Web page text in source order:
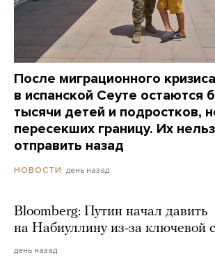
После миграционного кризиса
в испанской Сеуте остаются
тысячи детей и подростков,
пересекших границу. Их
отправить назад
НОВОСТИ день назад
Bloomberg: Путин начал давить
на Набиуллину из-за ключевой
день назад